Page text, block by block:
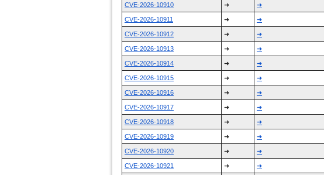
CVE-2026-10910 ➜ ➜
CVE-2026-10911 ➜ ➜
CVE-2026-10912 ➜ ➜
CVE-2026-10913 ➜ ➜
CVE-2026-10914 ➜ ➜
CVE-2026-10915 ➜ ➜
CVE-2026-10916 ➜ ➜
CVE-2026-10917 ➜ ➜
CVE-2026-10918 ➜ ➜
CVE-2026-10919 ➜ ➜
CVE-2026-10920 ➜ ➜
CVE-2026-10921 ➜ ➜